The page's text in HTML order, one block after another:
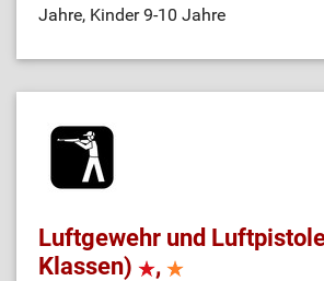
Jahre, Kinder 9-10 Jahre
Luftgewehr und
Klassen)
,